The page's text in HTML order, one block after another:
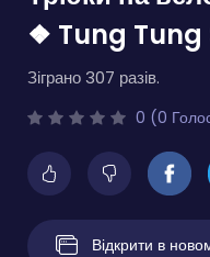
❖ Tung Tung
Зіграно 307 разів.
0 (0
Відкрити в